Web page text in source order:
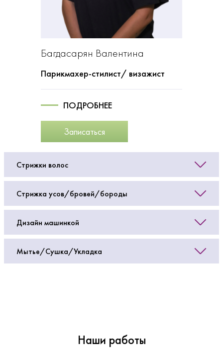
Казицына Юлия
Парикмахер основного зала
ПОДРОБНЕЕ
Записаться
Стрижки волос
Стрижка усов/бровей/бороды
Дизайн машинкой
Мытье/Сушка/Укладка
Наши работы